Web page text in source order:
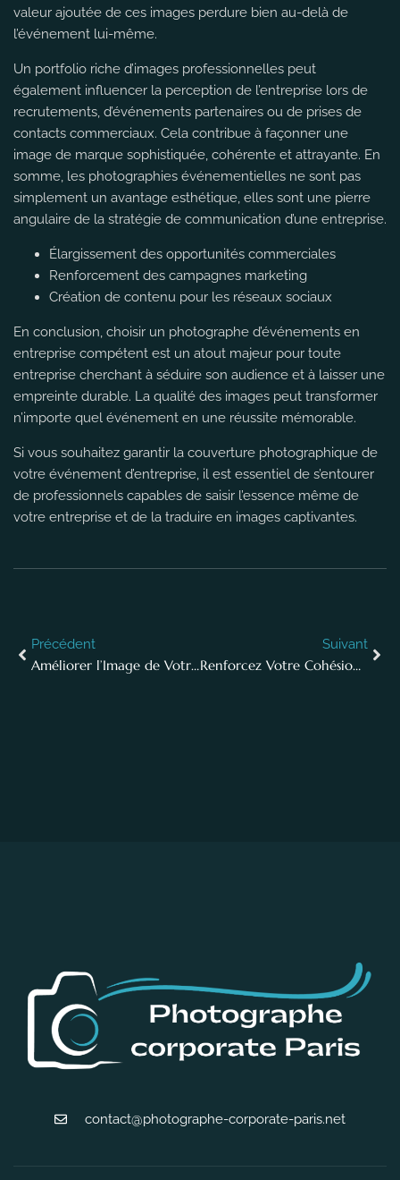
valeur ajoutée de ces images perdure bien au-delà de
l’événement lui-même.
Un portfolio riche d’images professionnelles peut
également influencer la perception de l’entreprise lors de
recrutements, d’événements partenaires ou de prises de
contacts commerciaux. Cela contribue à façonner une
image de marque sophistiquée, cohérente et attrayante. En
somme, les photographies événementielles ne sont pas
simplement un avantage esthétique, elles sont une pierre
angulaire de la stratégie de communication d’une entreprise.
Élargissement des opportunités commerciales
Renforcement des campagnes marketing
Création de contenu pour les réseaux sociaux
En conclusion, choisir un photographe d’événements en
entreprise compétent est un atout majeur pour toute
entreprise cherchant à séduire son audience et à laisser une
empreinte durable. La qualité des images peut transformer
n’importe quel événement en une réussite mémorable.
Si vous souhaitez garantir la couverture photographique de
votre événement d’entreprise, il est essentiel de s’entourer
de professionnels capables de saisir l’essence même de
votre entreprise et de la traduire en images captivantes.
Précédent
Améliorer l’Image de Votre Entreprise grâce aux Retouches Photo Professionnelles
Suivant
Renforcez Votre Cohésion d’Équipe avec des Séances Photo Professionnelles en Entreprise
contact@photographe-corporate-paris.net